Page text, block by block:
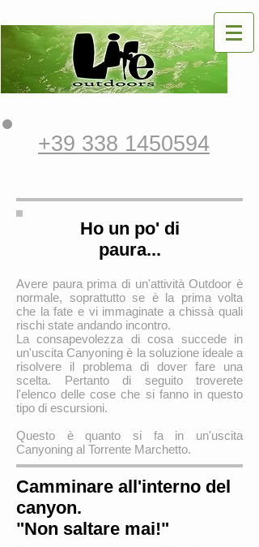
+39 338 1450594
Ho un po' di
paura...
Avere paura prima di un'attività Outdoor è
normale, soprattutto se è la prima volta
che la fate e vi immaginate a chissà quali
rischi state andando incontro.
La consapevolezza di cosa succede in
un'uscita Canyoning è la soluzione ideale a
risolvere il problema di dover fare una
scelta. Pertanto di seguito troverete
l'elenco delle cose che si fanno in questo
tipo di escursioni.
Questo è quanto si fa in un'uscita
Canyoning al Torrente Marchetto.
Camminare all'interno del
canyon.
"Non saltare mai!"